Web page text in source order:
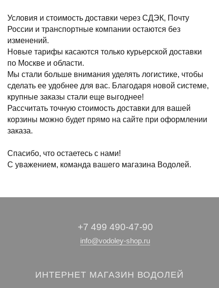
Условия и стоимость доставки через СДЭК, Почту
России и транспортные компании остаются без
изменений.
Новые тарифы касаются только курьерской доставки
по Москве и области.
Мы стали больше внимания уделять логистике, чтобы
сделать ее удобнее для вас. Благодаря новой системе,
крупные заказы стали еще выгоднее!
Рассчитать точную стоимость доставки для вашей
корзины можно будет прямо на сайте при оформлении
заказа.
Спасибо, что остаетесь с нами!
С уважением, команда вашего магазина Водолей.
+7 499 490-47-90
info@vodoley-shop.ru
ИНТЕРНЕТ МАГАЗИН ВОДОЛЕЙ